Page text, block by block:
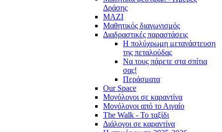
Δράσης
ΜΑΖΙ
Μαθητικός διαγωνισμός
Διαδραστικές παραστάσεις
Η πολύχρωμη μετανάστευση
της πεταλούδας
Να τους πάρετε στα σπίτια
σας!
Περάσματα
Our Space
Μονόλογοι σε καραντίνα
Μονόλογοι από το Αιγαίο
The Walk - Το ταξίδι
Διάλογοι σε καραντίνα